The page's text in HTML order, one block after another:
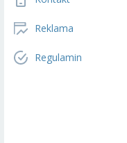
Reklama
Regulamin